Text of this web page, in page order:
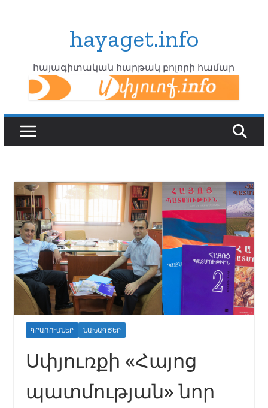
hayaget.info
հայագիտական հարթակ բոլորի համար
ԳՐԱՌՈՒՄՆԵՐ ՆԱԽԱԳԾԵՐ
Սփյուռքի «Հայոց
պատմության» նոր